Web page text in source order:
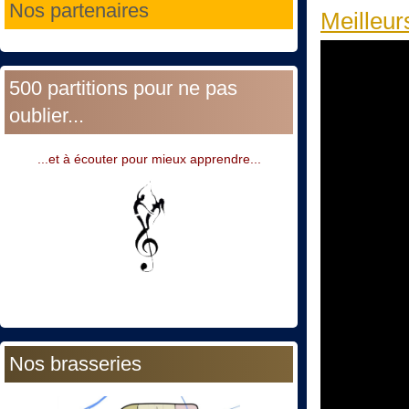
Nos partenaires
500 partitions pour ne pas
oublier...
...et à écouter pour mieux apprendre...
Nos brasseries